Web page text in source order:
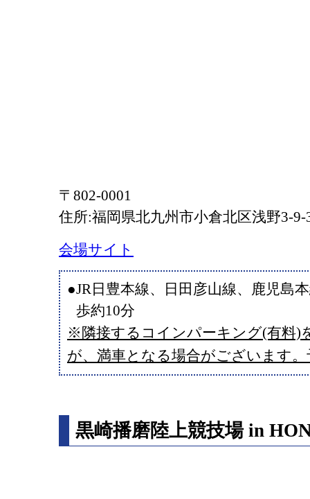
〒802-0001
住所:福岡県北九州市⼩倉北区浅野3-9-
会場サイト
●JR日豊本線、日田彦山線、鹿児島
歩約10分
※隣接するコインパーキング(有料)
が、満車となる場合がございます
黒崎播磨陸上競技場 in